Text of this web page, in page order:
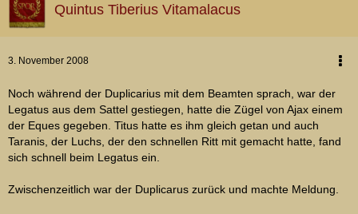
Quintus Tiberius Vitamalacus
3. November 2008
Noch während der Duplicarius mit dem Beamten sprach, war der
Legatus aus dem Sattel gestiegen, hatte die Zügel von Ajax einem
der Eques gegeben. Titus hatte es ihm gleich getan und auch
Taranis, der Luchs, der den schnellen Ritt mit gemacht hatte, fand
sich schnell beim Legatus ein.
Zwischenzeitlich war der Duplicarus zurück und machte Meldung.